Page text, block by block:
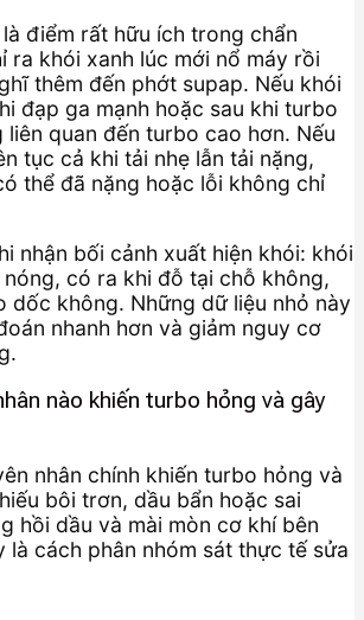
điểm rất hữu ích trong chẩn
ra khói xanh lúc mới nổ máy rồi
thêm đến phớt supap. Nếu khói
đạp ga mạnh hoặc sau khi turbo
liên quan đến turbo cao hơn. Nếu
tục cả khi tải nhẹ lẫn tải nặng,
thể đã nặng hoặc lỗi không chỉ
nhận bối cảnh xuất hiện khói: khói
có ra khi đỗ tại chỗ không,
dốc không. Những dữ liệu nhỏ này
nhanh hơn và giảm nguy cơ
nào khiến turbo hỏng và gây
nhân chính khiến turbo hỏng và
bôi trơn, dầu bẩn hoặc sai
hồi dầu và mài mòn cơ khí bên
cách phân nhóm sát thực tế sửa